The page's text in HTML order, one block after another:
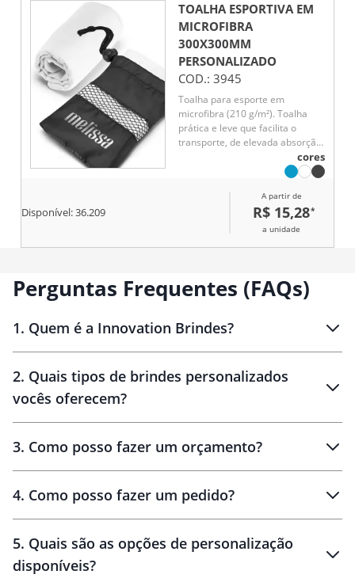
TOALHA ESPORTIVA EM
MICROFIBRA
300X300MM
PERSONALIZADO
COD.: 3945
Toalha para esporte em
microfibra (210 g/m²). Toalha
prática e leve que facilita o
transporte, de elevada absorção
e rápida secagem. Fornecida
com bolsa em 190T. 300 x 300
cores
Disponível:36.209
A partir de
R$ 15,28*
a unidade
Perguntas Frequentes (FAQs)
1. Quem é a Innovation Brindes?
Brindes personalizados
2. Quais tipos de brindes personalizados
vocês oferecem?
personalizados
3. Como posso fazer um orçamento?
brinde
personalização
4. Como posso fazer um pedido?
amostra virtual
5. Quais são as opções de personalização
disponíveis?